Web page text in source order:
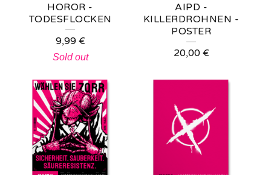
HOROR -
TODESFLOCKEN
9,99 €
Sold out
AIPD -
KILLERDROHNEN -
POSTER
20,00 €